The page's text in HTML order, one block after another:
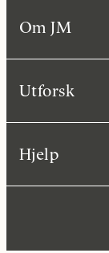
Om JM
Utforsk
Hjelp